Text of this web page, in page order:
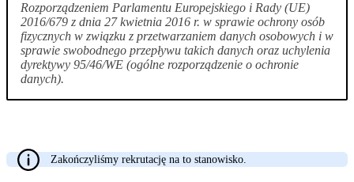
Rozporządzeniem Parlamentu Europejskiego i Rady (UE)
2016/679 z dnia 27 kwietnia 2016 r. w sprawie ochrony osób
fizycznych w związku z przetwarzaniem danych osobowych i w
sprawie swobodnego przepływu takich danych oraz uchylenia
dyrektywy 95/46/WE (ogólne rozporządzenie o ochronie
danych).
Zakończyliśmy rekrutację na to stanowisko.